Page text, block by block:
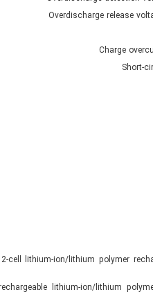
Short-
cell lithium-ion/lithium polymer
lithium-ion/lithium